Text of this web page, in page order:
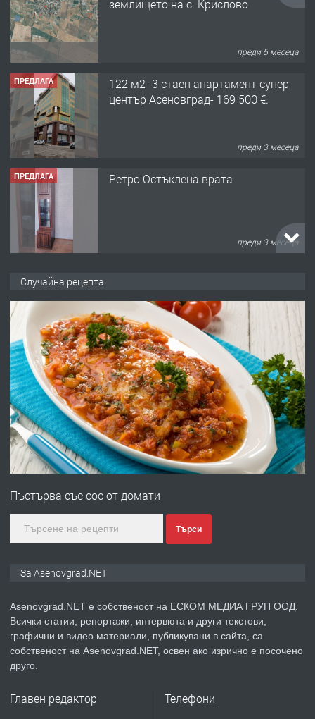
землището на с. Крислово
преди 5 месеца
ПРЕДЛАГА
122 м2- 3 стаен апартамент супер
център Асеновград- 169 500 €.
преди 3 месеца
ПРЕДЛАГА Ретро Остъклена врата
преди 3 месеца
преди 10 месеца
ПРЕДЛАГА
Професионална броячна машина -
със сертификат от ЕЦБ
преди 1 година
ПРЕДЛАГА
Професионална зеленчукорезачка
преди 2 години
ПРЕДЛАГА
Давам индивидуалани уроци по
Случайна рецепта
Пъстърва със сос от домати
Търси
За Asenovgrad.NET
Asenovgrad.NET е собственост на ЕСКОМ МЕДИА ГРУП ООД.
Всички статии, репортажи, интервюта и други текстови,
графични и видео материали, публикувани в сайта, са
собственост на Asenovgrad.NET, освен ако изрично е посочено
друго.
Главен редактор Телефони